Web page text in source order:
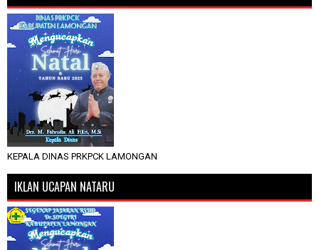
KEPALA DINAS PRKPCK LAMONGAN
IKLAN UCAPAN NATARU